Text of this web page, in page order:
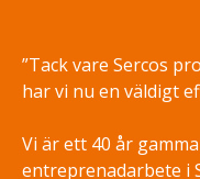
”Tack vare Sercos
har vi nu en väldigt
Vi är ett 40 år
entreprenadarbete i